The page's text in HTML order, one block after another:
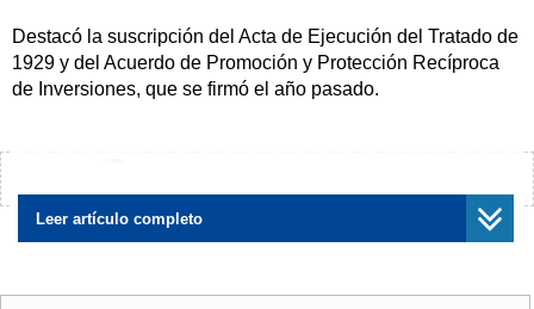
Destacó la suscripción del Acta de Ejecución del Tratado de
1929 y del Acuerdo de Promoción y Protección Recíproca
de Inversiones, que se firmó el año pasado.
en febrero de ese año, el ex mandatario chileno, Eduardo
Frei, visitó Perú, lo cual demuestra una importante
evolución de las relaciones, dijo.
Por otro lado, Pérez Walker precisó que las inversiones
Leer artículo completo